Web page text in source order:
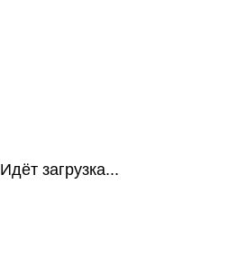
Идёт загрузка...